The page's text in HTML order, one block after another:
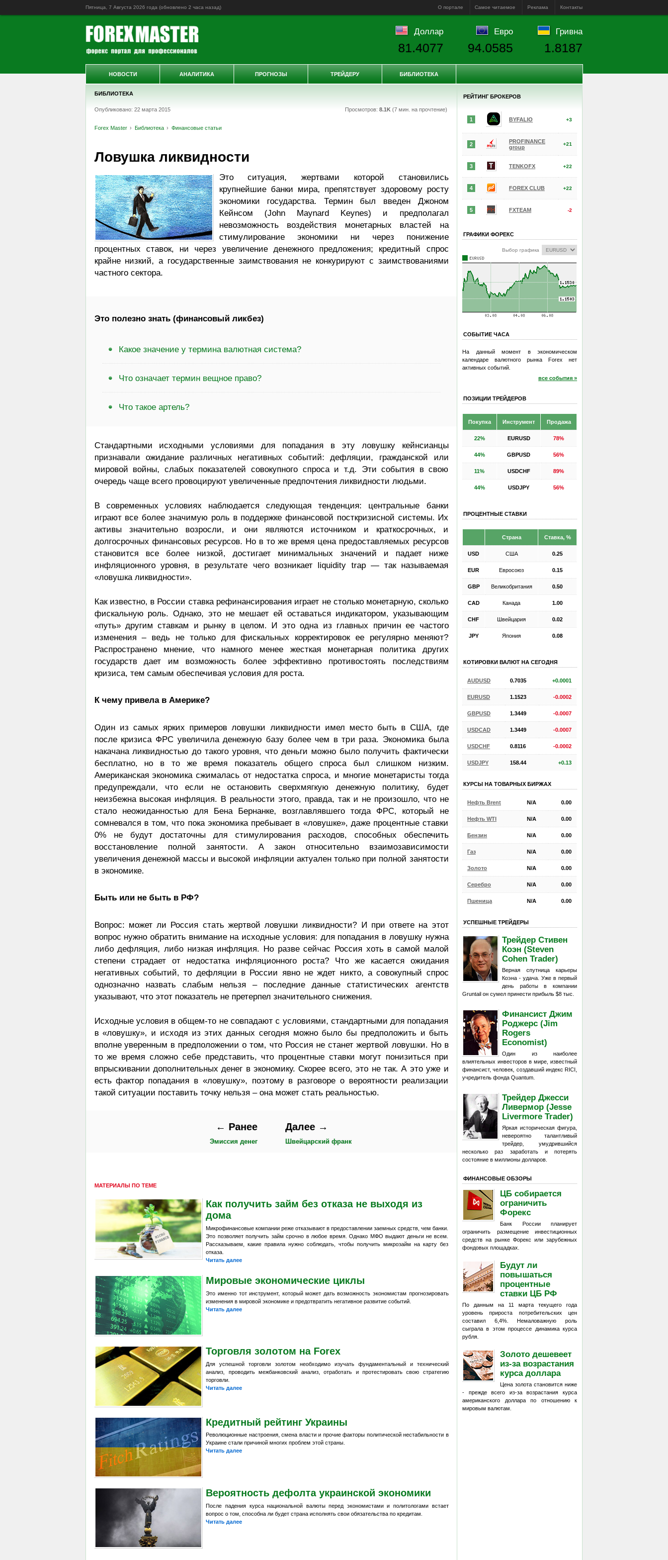
Пятница, 7 Августа 2026 года (обновлено 2 часа назад) О портале Самое читаемое Реклама Контакты
БИБЛИОТЕКА
Опубликовано: 22 марта 2015 Просмотров: 8.1K(7 мин. на прочтение)
Forex Master Библиотека Финансовые статьи
Ловушка ликвидности
Это ситуация, жертвами которой становились
крупнейшие банки мира, препятствует здоровому росту
экономики государства. Термин был введен Джоном
Кейнсом (John Maynard Keynes) и предполагал
невозможность воздействия монетарных властей на
стимулирование экономики ни через понижение
процентных ставок, ни через увеличение денежного предложения; кредитный спрос
крайне низкий, а государственные заимствования не конкурируют с заимствованиями
частного сектора.
Это полезно знать (финансовый ликбез)
Какое значение у термина валютная система?
Что означает термин вещное право?
Что такое артель?
Стандартными исходными условиями для попадания в эту ловушку кейнсианцы
признавали ожидание различных негативных событий: дефляции, гражданской или
мировой войны, слабых показателей совокупного спроса и т.д. Эти события в свою
очередь чаще всего провоцируют увеличенные предпочтения ликвидности людьми.
В современных условиях наблюдается следующая тенденция: центральные банки
играют все более значимую роль в поддержке финансовой посткризисной системы. Их
активы значительно возросли, и они являются источником и краткосрочных, и
долгосрочных финансовых ресурсов. Но в то же время цена предоставляемых ресурсов
становится все более низкой, достигает минимальных значений и падает ниже
инфляционного уровня, в результате чего возникает liquidity trap — так называемая
«ловушка ликвидности».
Как известно, в России ставка рефинансирования играет не столько монетарную, сколько
фискальную роль. Однако, это не мешает ей оставаться индикатором, указывающим
«путь» другим ставкам и рынку в целом. И это одна из главных причин ее частого
изменения – ведь не только для фискальных корректировок ее регулярно меняют?
Распространено мнение, что намного менее жесткая монетарная политика других
государств дает им возможность более эффективно противостоять последствиям
кризиса, тем самым обеспечивая условия для роста.
К чему привела в Америке?
Один из самых ярких примеров ловушки ликвидности имел место быть в США, где
после кризиса ФРС увеличила денежную базу более чем в три раза. Экономика была
накачана ликвидностью до такого уровня, что деньги можно было получить фактически
бесплатно, но в то же время показатель общего спроса был слишком низким.
Американская экономика сжималась от недостатка спроса, и многие монетаристы тогда
предупреждали, что если не остановить сверхмягкую денежную политику, будет
неизбежна высокая инфляция. В реальности этого, правда, так и не произошло, что не
стало неожиданностью для Бена Бернанке, возглавлявшего тогда ФРС, который не
сомневался в том, что пока экономика пребывает в «ловушке», даже процентные ставки
0% не будут достаточны для стимулирования расходов, способных обеспечить
восстановление полной занятости. А закон относительно взаимозависимости
увеличения денежной массы и высокой инфляции актуален только при полной занятости
в экономике.
Быть или не быть в РФ?
Вопрос: может ли Россия стать жертвой ловушки ликвидности? И при ответе на этот
вопрос нужно обратить внимание на исходные условия: для попадания в ловушку нужна
либо дефляция, либо низкая инфляция. Но разве сейчас Россия хоть в самой малой
степени страдает от недостатка инфляционного роста? Что же касается ожидания
негативных событий, то дефляции в России явно не ждет никто, а совокупный спрос
однозначно назвать слабым нельзя – последние данные статистических агентств
указывают, что этот показатель не претерпел значительного снижения.
Исходные условия в общем-то не совпадают с условиями, стандартными для попадания
в «ловушку», и исходя из этих данных сегодня можно было бы предположить и быть
вполне уверенным в предположении о том, что Россия не станет жертвой ловушки. Но в
то же время сложно себе представить, что процентные ставки могут понизиться при
впрыскивании дополнительных денег в экономику. Скорее всего, это не так. А это уже и
есть фактор попадания в «ловушку», поэтому в разговоре о вероятности реализации
такой ситуации поставить точку нельзя – она может стать реальностью.
← Ранее
Эмиссия денег
Далее →
Швейцарский франк
МАТЕРИАЛЫ ПО ТЕМЕ
Как получить займ без отказа не выходя из
дома
Микрофинансовые компании реже отказывают в предоставлении заемных средств, чем банки.
Это позволяет получить займ срочно в любое время. Однако МФО выдают деньги не всем.
Рассказываем, какие правила нужно соблюдать, чтобы получить микрозайм на карту без
отказа.
Читать далее
Мировые экономические циклы
Это именно тот инструмент, который может дать возможность экономистам прогнозировать
изменения в мировой экономике и предотвратить негативное развитие событий.
Читать далее
Торговля золотом на Forex
Для успешной торговли золотом необходимо изучать фундаментальный и технический
анализ, проводить межбанковский анализ, отработать и протестировать свою стратегию
торговли.
Читать далее
Кредитный рейтинг Украины
Революционные настроения, смена власти и прочие факторы политической нестабильности в
Украине стали причиной многих проблем этой страны.
Читать далее
Вероятность дефолта украинской экономики
После падения курса национальной валюты перед экономистами и политологами встает
вопрос о том, способна ли будет страна исполнять свои обязательства по кредитам.
Читать далее
РЕЙТИНГ БРОКЕРОВ
1 BYFALIO +3
2
PROFINANCE
group
+21
3 TENKOFX +22
4 FOREX CLUB +22
5 FXTEAM -2
ГРАФИКИ ФОРЕКС
Выбор графика
СОБЫТИЕ ЧАСА
На данный момент в экономическом
календаре валютного рынка Forex нет
активных событий.
все события »
ПОЗИЦИИ ТРЕЙДЕРОВ
Покупка Инструмент Продажа
22% EURUSD 78%
44% GBPUSD 56%
11% USDCHF 89%
44% USDJPY 56%
ПРОЦЕНТНЫЕ СТАВКИ
Страна Ставка, %
USD США 0.25
EUR Евросоюз 0.15
GBP Великобритания 0.50
CAD Канада 1.00
CHF Швейцария 0.02
JPY Япония 0.08
КОТИРОВКИ ВАЛЮТ НА СЕГОДНЯ
AUDUSD 0.7035 +0.0001
EURUSD 1.1523 -0.0002
GBPUSD 1.3449 -0.0007
USDCAD 1.3449 -0.0007
USDCHF 0.8116 -0.0002
USDJPY 158.44 +0.13
КУРСЫ НА ТОВАРНЫХ БИРЖАХ
Нефть Brent N/A 0.00
Нефть WTI N/A 0.00
Бензин N/A 0.00
Газ N/A 0.00
Золото N/A 0.00
Серебро N/A 0.00
Пшеница N/A 0.00
УСПЕШНЫЕ ТРЕЙДЕРЫ
Трейдер Стивен
Коэн (Steven
Cohen Trader)
Верная спутница карьеры
Коэна - удача. Уже в первый
день работы в компании
Gruntail он сумел принести прибыль $8 тыс.
Финансист Джим
Роджерс (Jim
Rogers
Economist)
Один из наиболее
влиятельных инвесторов в мире, известный
финансист, человек, создавший индекс RICI,
учредитель фонда Quantum.
Трейдер Джесси
Ливермор (Jesse
Livermore Trader)
Яркая историческая фигура,
невероятно талантливый
трейдер, умудрившийся
несколько раз заработать и потерять
состояние в миллионы долларов.
ФИНАНСОВЫЕ ОБЗОРЫ
ЦБ собирается
ограничить
Форекс
Банк России планирует
ограничить размещение инвестиционных
средств на рынке Форекс или зарубежных
фондовых площадках.
Будут ли
повышаться
процентные
ставки ЦБ РФ
По данным на 11 марта текущего года
уровень прироста потребительских цен
составил 6,4%. Немаловажную роль
сыграла в этом процессе динамика курса
рубля.
Золото дешевеет
из-за возрастания
курса доллара
Цена золота становится ниже
- прежде всего из-за возрастания курса
американского доллара по отношению к
мировым валютам.
Доллар
81.4077
Евро
94.0585
Гривна
1.8187
НОВОСТИ АНАЛИТИКА ПРОГНОЗЫ ТРЕЙДЕРУ БИБЛИОТЕКА